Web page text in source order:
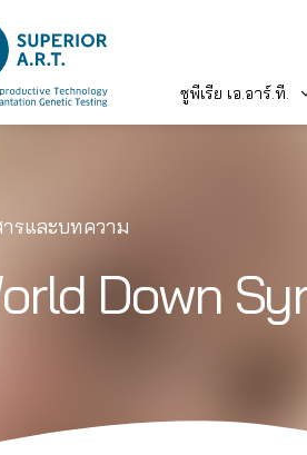
ซูพีเรีย เอ.อาร์.ที.
ารและบทความ
Down